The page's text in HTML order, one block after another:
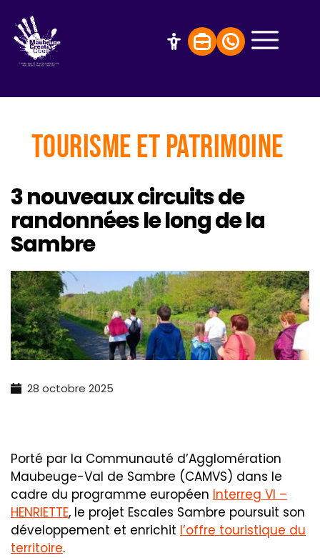
Tourisme et patrimoine
3 nouveaux circuits de
randonnées le long de la
Sambre
28 octobre 2025
Porté par la Communauté d’Agglomération
Maubeuge-Val de Sambre (CAMVS) dans le
cadre du programme européen Interreg VI –
HENRIETTE, le projet Escales Sambre poursuit son
développement et enrichit l’offre touristique du
territoire.